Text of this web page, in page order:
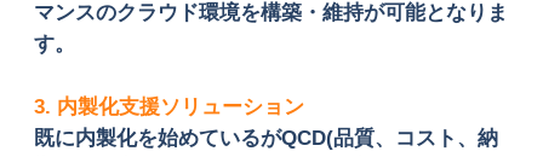
マンスのクラウド環境を構築・維持が可能となりま
す。
3. 内製化支援ソリューション
既に内製化を始めているがQCD(品質、コスト、納